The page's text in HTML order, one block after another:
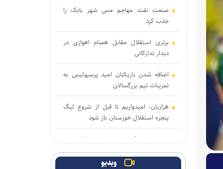
صنعت نفت مهاجم مس شهر بابک را
جذب کرد
برتری استقلال مقابل همنام اهوازی در
دیدار تدارکاتی
اضافه شدن بازیکنان امید پرسپولیس به
تمرینات تیم بزرگسالان
هزاریان: امیدواریم تا قبل از شروع لیگ
پنجره استقلال خوزستان باز شود
تاجدار و صادقی دستیاران جدید الهامی در
پیکان
ویدیو